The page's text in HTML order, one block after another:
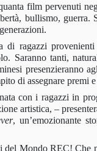
film pervenuti
bullismo,
di ragazzi
Saranno tanti,
presenzieranno
di assegnare premi
con i ragazzi in
artistica, –
, un’emozionante
del Mondo REC!Che